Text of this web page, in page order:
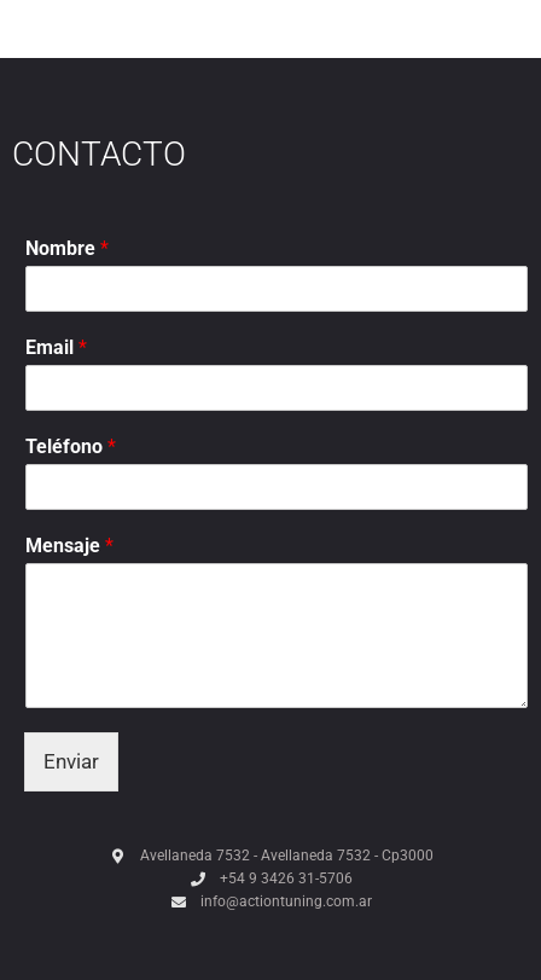
CONTACTO
Nombre *
Email *
Teléfono *
Mensaje *
Enviar
Avellaneda 7532 - Avellaneda 7532 - Cp3000
+54 9 3426 31-5706
info@actiontuning.com.ar